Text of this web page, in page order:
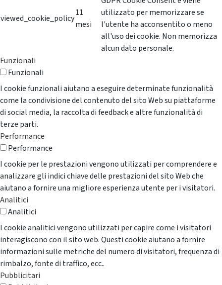
viewed_cookie_policy
11
mesi
utilizzato per memorizzare se
l'utente ha acconsentito o meno
all'uso dei cookie. Non memorizza
alcun dato personale.
Funzionali
Funzionali
I cookie funzionali aiutano a eseguire determinate funzionalità
come la condivisione del contenuto del sito Web su piattaforme
di social media, la raccolta di feedback e altre funzionalità di
terze parti.
Performance
Performance
I cookie per le prestazioni vengono utilizzati per comprendere e
analizzare gli indici chiave delle prestazioni del sito Web che
aiutano a fornire una migliore esperienza utente per i visitatori.
Analitici
Analitici
I cookie analitici vengono utilizzati per capire come i visitatori
interagiscono con il sito web. Questi cookie aiutano a fornire
informazioni sulle metriche del numero di visitatori, frequenza di
rimbalzo, fonte di traffico, ecc..
Pubblicitari